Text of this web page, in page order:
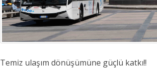
Temiz ulaşım dönüşümüne güçlü katkı!!